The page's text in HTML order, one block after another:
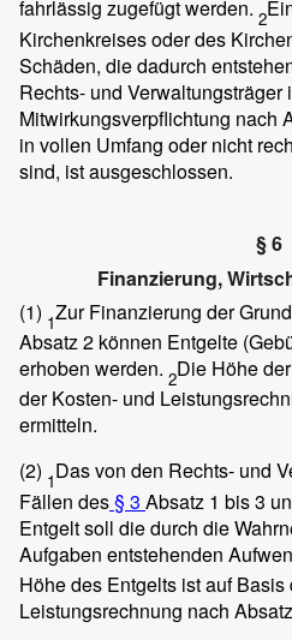
fahrlässig zugefügt werden. 2
Kirchenkreises oder des
Schäden, die dadurch
Rechts- und Verwaltungsträger
Mitwirkungsverpflichtung nach
in vollen Umfang oder nicht
sind, ist ausgeschlossen.
§ 6
Finanzierung,
(1) 1Zur Finanzierung der
Absatz 2 können Entgelte
erhoben werden. 2Die Höhe
der Kosten- und
ermitteln.
(2) 1Das von den Rechts- und
Fällen des§ 3 Absatz 1 bis 3
Entgelt soll die durch die
Aufgaben entstehenden
Höhe des Entgelts ist auf Basis
Leistungsrechnung nach